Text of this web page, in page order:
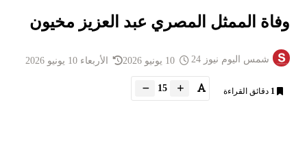
وفاة الممثل المصري عبد العزيز مخيون
شمس اليوم نيوز 24 الأربعاء 10 يونيو 2026
1 دقائق القراءة 15